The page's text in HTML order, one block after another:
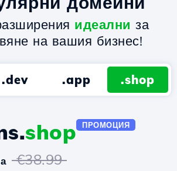
идеални за
на вашия бизнес!
.dev .app .shop
shop ПРОМОЦИЯ
€38.99